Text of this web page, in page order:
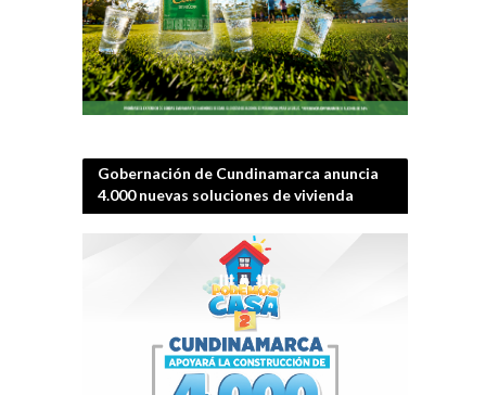
Gobernación de Cundinamarca anuncia
4.000 nuevas soluciones de vivienda